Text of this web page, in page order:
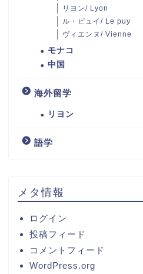
リヨン/ Lyon
ル・ピュイ/ Le puy
ヴィエンヌ/ Vienne
モナコ
中国
海外留学
リヨン
語学
メタ情報
ログイン
投稿フィード
コメントフィード
WordPress.org